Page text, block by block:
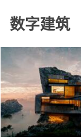
数字建筑